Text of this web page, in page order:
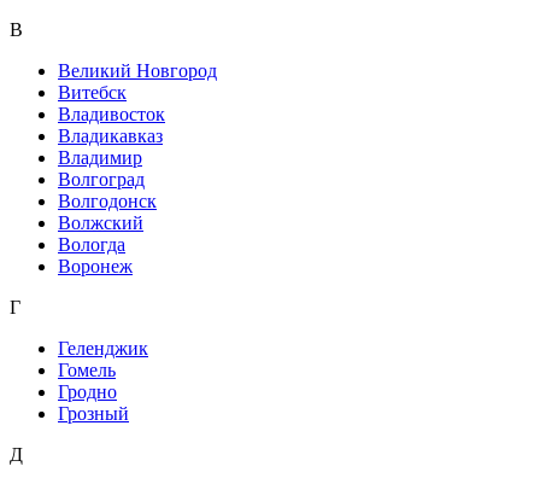
В
Великий Новгород
Витебск
Владивосток
Владикавказ
Владимир
Волгоград
Волгодонск
Волжский
Вологда
Воронеж
Г
Геленджик
Гомель
Гродно
Грозный
Д